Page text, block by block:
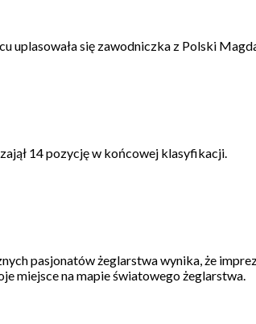
uplasowała się zawodniczka z Polski
14 pozycję w końcowej klasyfikacji.
pasjonatów żeglarstwa wynika, że
miejsce na mapie światowego żeglarstwa.